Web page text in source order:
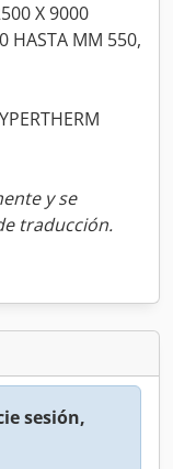
X 9000
HASTA MM 550,
y se
traducción.
sesión,